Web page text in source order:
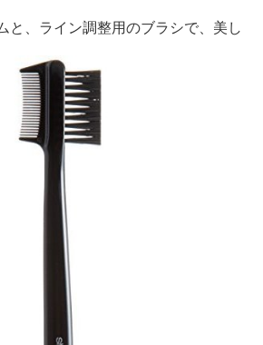
と、ライン調整用のブラシで、美し